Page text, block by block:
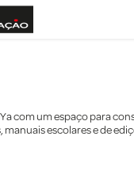
com um espaço para
manuais escolares e de